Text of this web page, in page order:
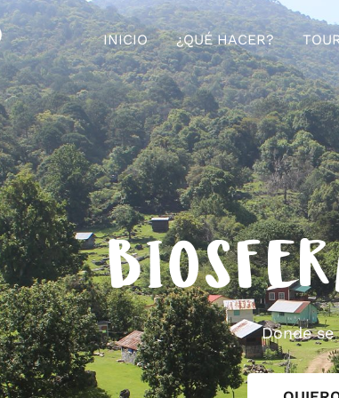
INICIO ¿QUÉ HACER?
Donde